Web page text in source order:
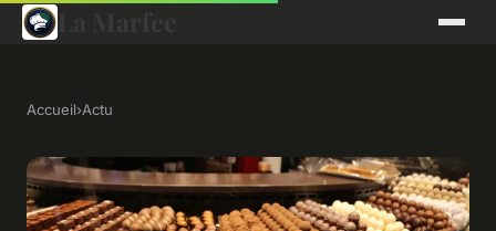
Accueil›Actu